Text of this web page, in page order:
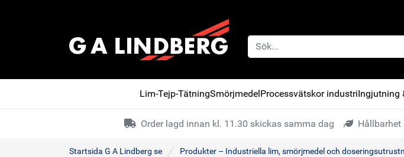
Lim-Tejp-TätningSmörjmedelProcessvätskor industriIngjutning
Order lagd innan kl. 11.30 skickas samma dag Hållbarhet
Startsida G A Lindberg se Produkter – Industriella lim, smörjmedel och